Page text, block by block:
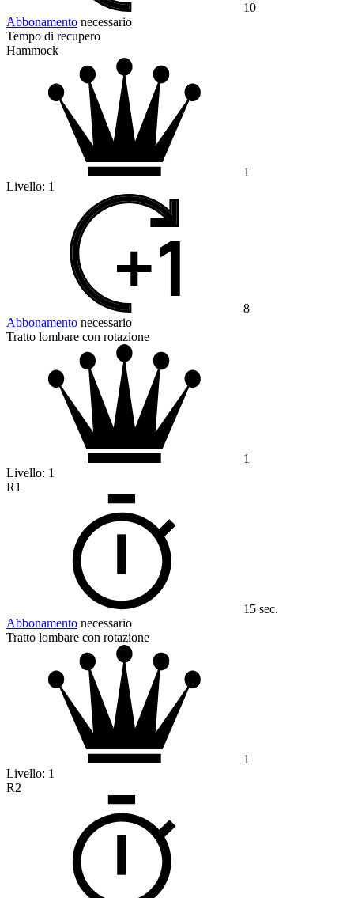
10
Abbonamento necessario
Tempo di recupero
Hammock
1
Livello: 1
8
Abbonamento necessario
Tratto lombare con rotazione
1
Livello: 1
R1
15 sec.
Abbonamento necessario
Tratto lombare con rotazione
1
Livello: 1
R2